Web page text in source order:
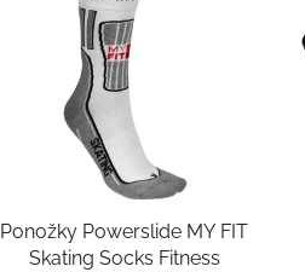
Ponožky Powerslide MY FIT
Skating Socks Fitness